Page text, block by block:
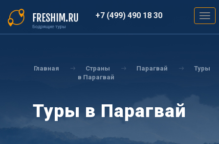
основному
содержанию
+7 (499) 490 18 30
Главная Страны Парагвай
Туры
в Парагвай
Туры в Парагвай